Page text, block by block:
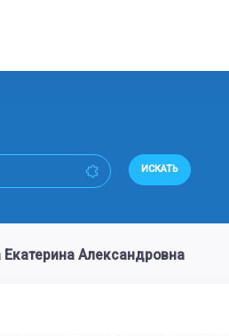
ИСКАТЬ
Александровна